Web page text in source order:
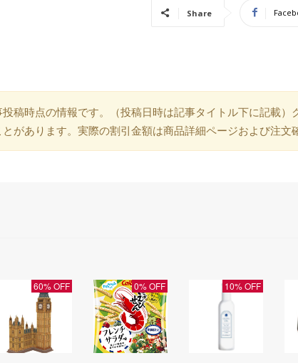
Share
稿時点の情報です。（投稿日時は記事タイトル下に記載
があります。実際の割引金額は商品詳細ページおよび注文
60% OFF 0% OFF 10% OFF